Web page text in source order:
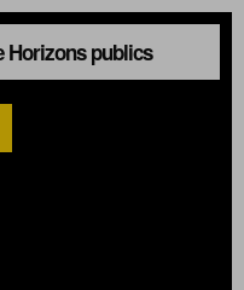
Horizons publics